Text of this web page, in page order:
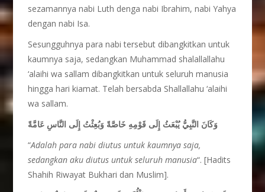
sezamannya nabi Luth denga nabi Ibrahim, nabi Yahya
dengan nabi Isa.
Sesungguhnya para nabi tersebut dibangkitkan untuk
kaumnya saja, sedangkan Muhammad shalallallahu
‘alaihi wa sallam dibangkitkan untuk seluruh manusia
hingga hari kiamat. Telah bersabda Shallallahu ‘alaihi
wa sallam.
وَكَانَ النَّبِيُّ يُبْعَثُ إِلَى قَوْمِهِ خَاصَّةً وَبُعِثْتُ إِلَى النَّاسِ عَامَّةً
“Adalah para nabi diutus untuk kaumnya saja,
sedangkan aku diutus untuk seluruh manusia“. [Hadits
Shahih Riwayat Bukhari dan Muslim].